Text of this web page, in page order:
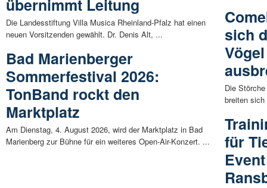
übernimmt Leitung
Die Landesstiftung Villa Musica Rheinland-Pfalz hat einen
neuen Vorsitzenden gewählt. Dr. Denis Alt, ...
Bad Marienberger
Sommerfestival 2026:
TonBand rockt den
Marktplatz
Am Dienstag, 4. August 2026, wird der Marktplatz in Bad
Marienberg zur Bühne für ein weiteres Open-Air-Konzert. ...
sich
Die
breiten
für